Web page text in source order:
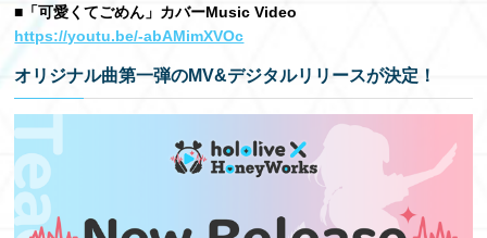
■「可愛くてごめん」カバーMusic Video
https://youtu.be/-abAMimXVOc
オリジナル曲第一弾のMV&デジタルリリースが決定！